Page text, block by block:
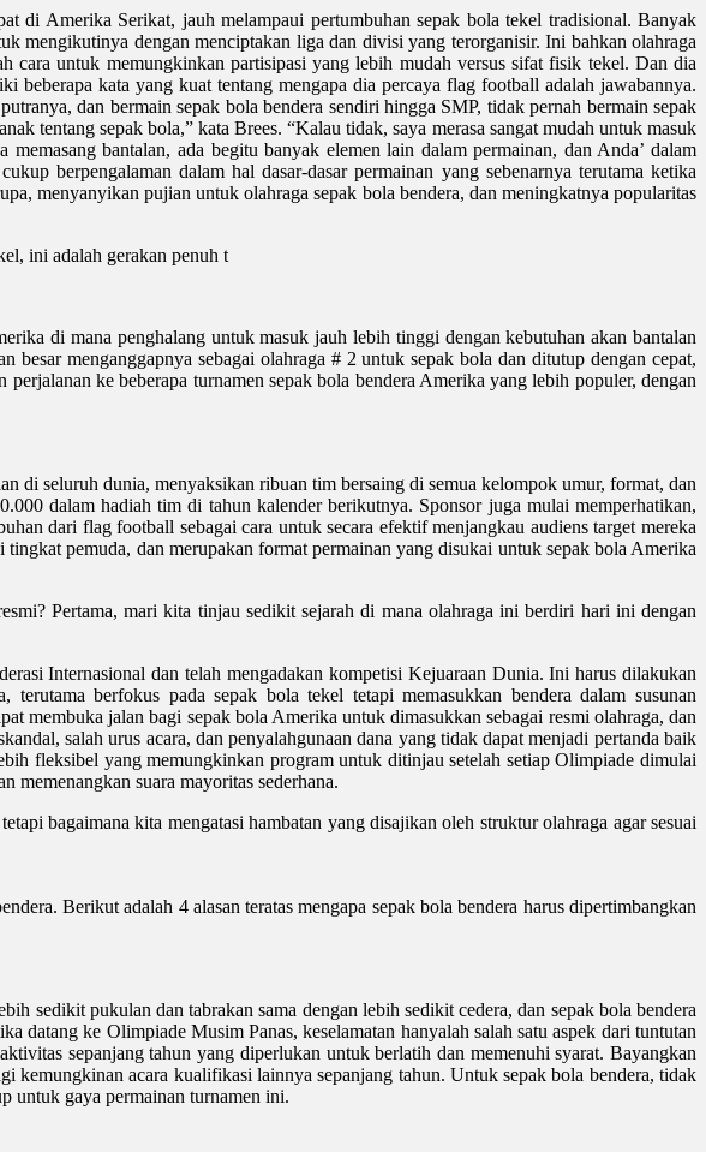
di Amerika Serikat, jauh melampaui pertumbuhan sepak bola tekel tradisional. Banyak
mengikutinya dengan menciptakan liga dan divisi yang terorganisir. Ini bahkan olahraga
cara untuk memungkinkan partisipasi yang lebih mudah versus sifat fisik tekel. Dan dia
kata yang kuat tentang mengapa dia percaya flag football adalah jawabannya.
dan bermain sepak bola bendera sendiri hingga SMP, tidak pernah bermain sepak
tentang sepak bola,” kata Brees. “Kalau tidak, saya merasa sangat mudah untuk masuk
bantalan, ada begitu banyak elemen lain dalam permainan, dan Anda’ dalam
berpengalaman dalam hal dasar-dasar permainan yang sebenarnya terutama ketika
menyanyikan pujian untuk olahraga sepak bola bendera, dan meningkatnya popularitas
ini adalah gerakan penuh t
di mana penghalang untuk masuk jauh lebih tinggi dengan kebutuhan akan bantalan
menganggapnya sebagai olahraga # 2 untuk sepak bola dan ditutup dengan cepat,
ke beberapa turnamen sepak bola bendera Amerika yang lebih populer, dengan
di seluruh dunia, menyaksikan ribuan tim bersaing di semua kelompok umur, format, dan
dalam hadiah tim di tahun kalender berikutnya. Sponsor juga mulai memperhatikan,
dari flag football sebagai cara untuk secara efektif menjangkau audiens target mereka
pemuda, dan merupakan format permainan yang disukai untuk sepak bola Amerika
Pertama, mari kita tinjau sedikit sejarah di mana olahraga ini berdiri hari ini dengan
Internasional dan telah mengadakan kompetisi Kejuaraan Dunia. Ini harus dilakukan
berfokus pada sepak bola tekel tetapi memasukkan bendera dalam susunan
membuka jalan bagi sepak bola Amerika untuk dimasukkan sebagai resmi olahraga, dan
salah urus acara, dan penyalahgunaan dana yang tidak dapat menjadi pertanda baik
fleksibel yang memungkinkan program untuk ditinjau setelah setiap Olimpiade dimulai
memenangkan suara mayoritas sederhana.
bagaimana kita mengatasi hambatan yang disajikan oleh struktur olahraga agar sesuai
Berikut adalah 4 alasan teratas mengapa sepak bola bendera harus dipertimbangkan
sedikit pukulan dan tabrakan sama dengan lebih sedikit cedera, dan sepak bola bendera
datang ke Olimpiade Musim Panas, keselamatan hanyalah salah satu aspek dari tuntutan
sepanjang tahun yang diperlukan untuk berlatih dan memenuhi syarat. Bayangkan
kemungkinan acara kualifikasi lainnya sepanjang tahun. Untuk sepak bola bendera, tidak
untuk gaya permainan turnamen ini.